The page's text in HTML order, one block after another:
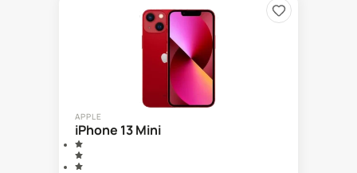
APPLE
iPhone 13 Mini